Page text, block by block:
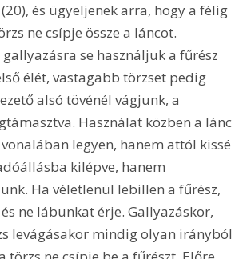
és ügyeljenek arra, hogy a félig
ne csípje össze a láncot.
se használjuk a fűrész
élét, vastagabb törzset pedig
alsó tövénél vágjunk, a
Használat közben a lánc
legyen, hanem attól kissé
kilépve, hanem
Ha véletlenül lebillen a fűrész,
ne lábunkat érje. Gallyazáskor,
levágásakor mindig olyan irányból